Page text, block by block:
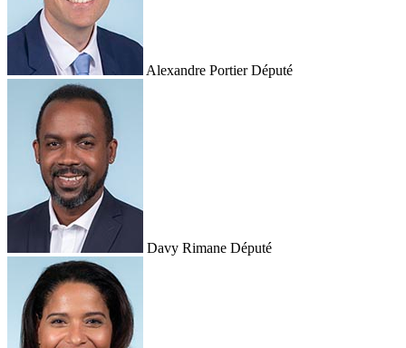
Alexandre Portier Député
Davy Rimane Député